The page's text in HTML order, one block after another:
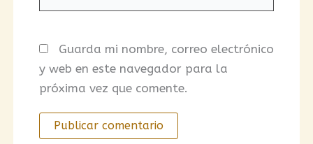
Guarda mi nombre, correo electrónico
y web en este navegador para la
próxima vez que comente.